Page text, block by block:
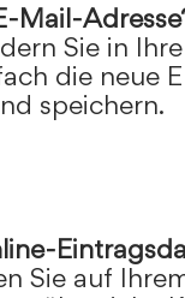
Mail-
Sie in
die neue
speichern.
Sie auf